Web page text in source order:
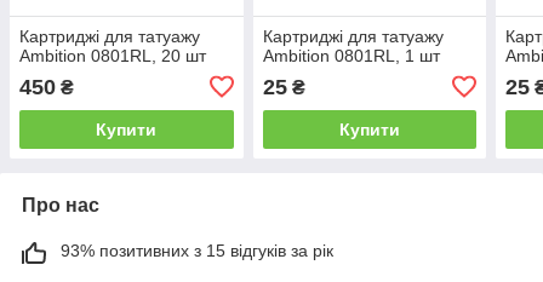
Картриджі для татуажу
Ambition 0801RL, 20 шт
450 ₴
Купити
Картриджі для татуажу
Ambition 0801RL, 1 шт
25₴
Купити
25
Про нас
93% позитивних з 15 відгуків за рік